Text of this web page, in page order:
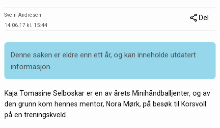
Svein Andrésen
14.06.17 kl. 15:44
Del
Denne saken er eldre enn ett år, og kan inneholde utdatert
informasjon.
Kaja Tomasine Selboskar er en av årets Minihåndballjenter, og av
den grunn kom hennes mentor, Nora Mørk, på besøk til Korsvoll
på en treningskveld.